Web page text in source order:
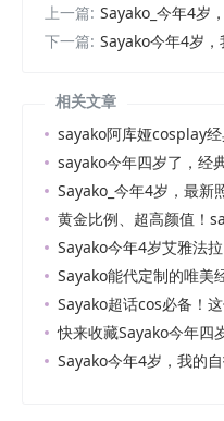
上一篇: Sayako_今年4岁
下一篇: Sayako今年4岁
相关文章
sayako阿库娅cosplay
sayako今年四岁了，经
Sayako_今年4岁，最新
黄金比例、超高颜值！
Sayako今年4岁艾雅法
Sayako能代定制的唯美
Sayako超话cos必备！
快来收藏Sayako今年四
Sayako今年4岁，我的